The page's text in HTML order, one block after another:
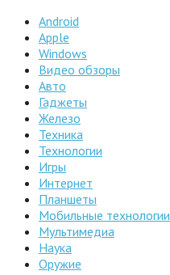
Android
Apple
Windows
Видео обзоры
Авто
Гаджеты
Железо
Техника
Технологии
Игры
Интернет
Планшеты
Мобильные технологии
Мультимедиа
Наука
Оружие